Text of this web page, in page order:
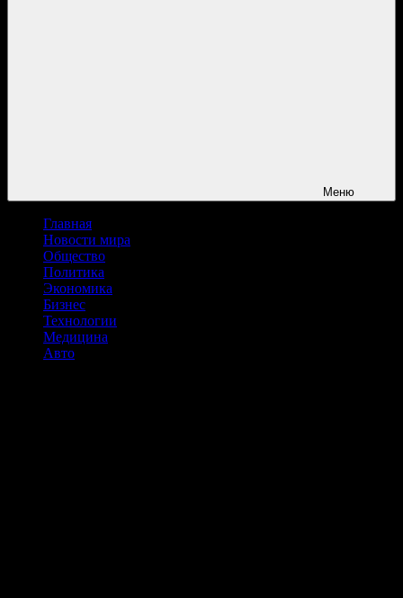
Меню
Главная
Новости мира
Общество
Политика
Экономика
Бизнес
Технологии
Медицина
Авто